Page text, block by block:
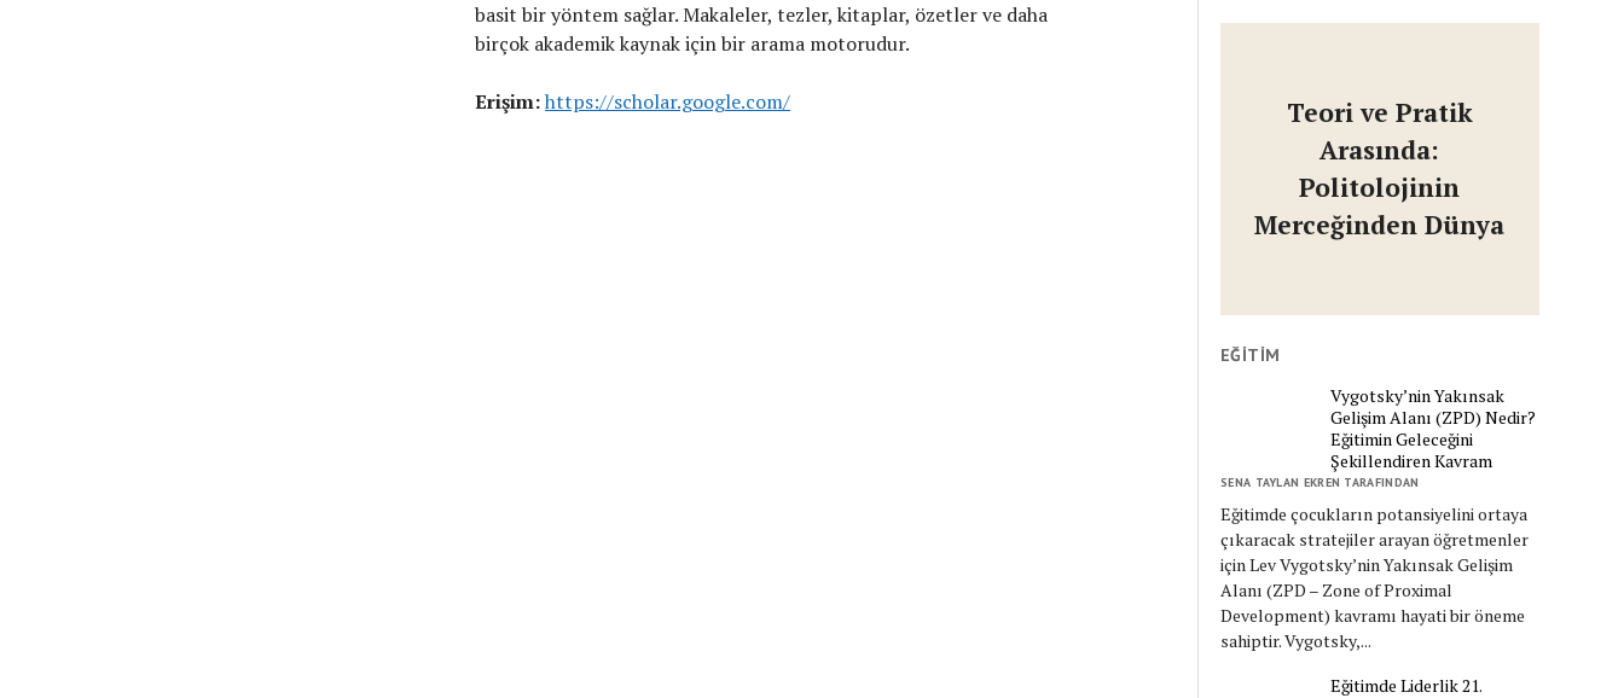
basit bir yöntem sağlar. Makaleler, tezler, kitaplar, özetler ve daha
birçok akademik kaynak için bir arama motorudur.
Erişim:https://scholar.google.com/
Teori ve Pratik
Arasında:
Politolojinin
Merceğinden Dünya
EĞITIM
Vygotsky’nin Yakınsak
Gelişim Alanı (ZPD) Nedir?
Eğitimin Geleceğini
Şekillendiren Kavram
SENA TAYLAN EKREN TARAFINDAN
Eğitimde çocukların potansiyelini ortaya
çıkaracak stratejiler arayan öğretmenler
için Lev Vygotsky’nin Yakınsak Gelişim
Alanı (ZPD – Zone of Proximal
Development) kavramı hayati bir öneme
sahiptir. Vygotsky,...
Eğitimde Liderlik 21.